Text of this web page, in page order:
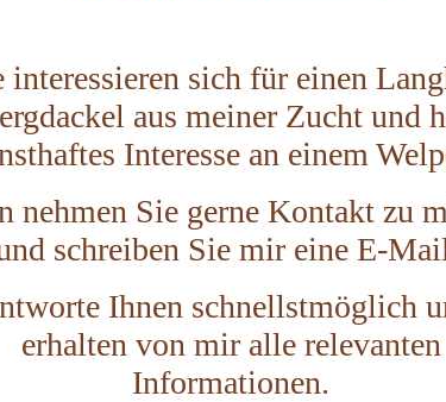
interessieren sich für einen
aus meiner Zucht und
Interesse an einem
nehmen Sie gerne Kontakt zu
schreiben Sie mir eine E-
Ihnen schnellstmöglich
erhalten von mir alle relevanten
Informationen.